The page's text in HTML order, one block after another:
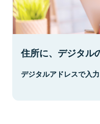
住所に、デジタル
デジタルアドレスで入